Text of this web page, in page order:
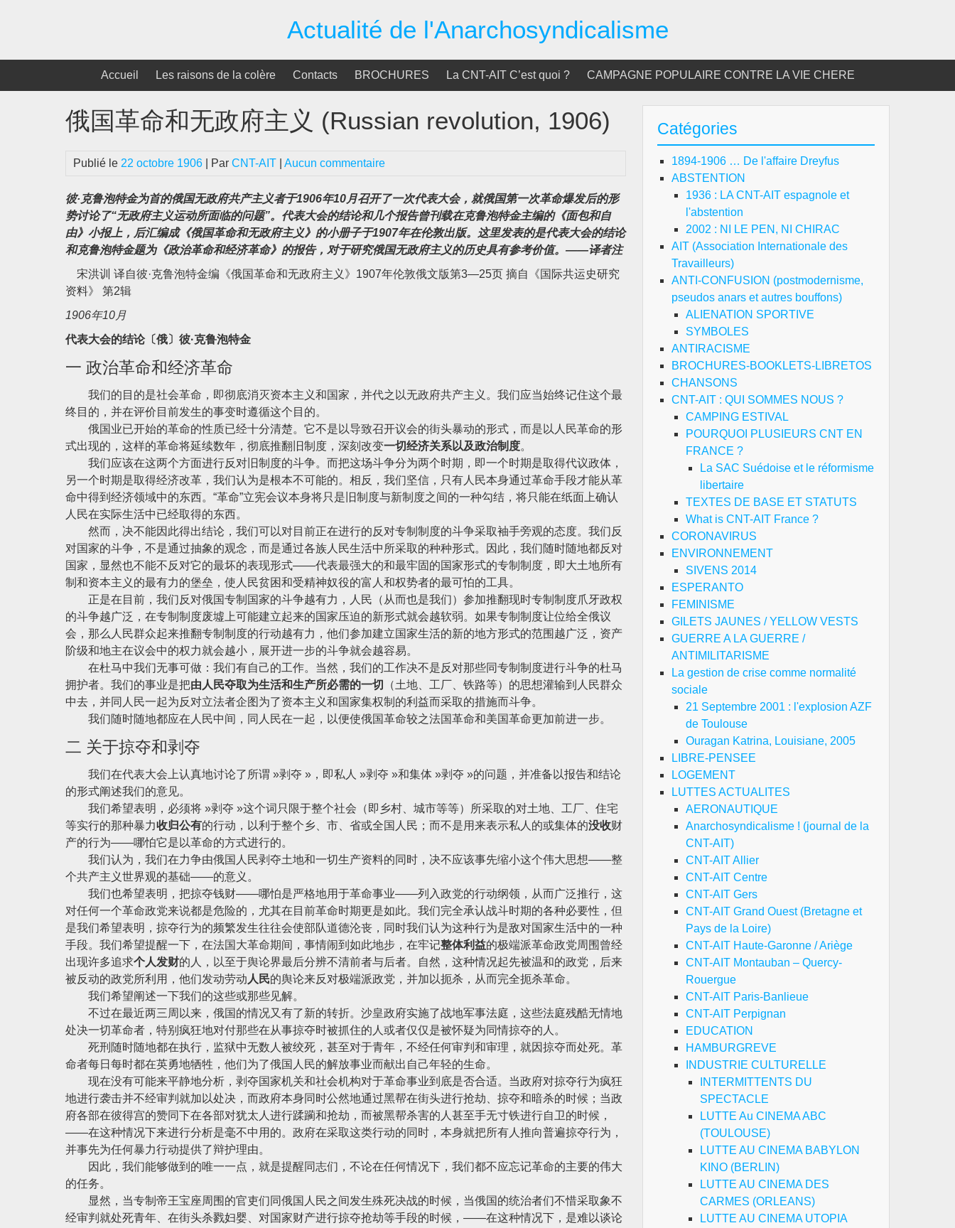
Actualité de l'Anarchosyndicalisme
Accueil Les raisons de la colère Contacts BROCHURES La CNT-AIT C’est quoi ? CAMPAGNE POPULAIRE CONTRE LA VIE CHERE
俄国革命和无政府主义 (Russian revolution, 1906)
Publié le 22 octobre 1906 | Par CNT-AIT Aucun commentaire
彼·克鲁泡特金为首的俄国无政府共产主义者于1906年10月召开了一次代表大会，就俄国第一次革命爆发后的形
势讨论了“无政府主义运动所面临的问题”。代表大会的结论和几个报告曾刊载在克鲁泡特金主编的《面包和自
由》小报上，后汇编成《俄国革命和无政府主义》的小册子于1907年在伦敦出版。这里发表的是代表大会的结论
和克鲁泡特金题为《政治革命和经济革命》的报告，对于研究俄国无政府主义的历史具有参考价值。——译者注
宋洪训 译自彼·克鲁泡特金编《俄国革命和无政府主义》1907年伦敦俄文版第3—25页 摘自《国际共运史研究
资料》 第2辑
1906年10月
代表大会的结论〔俄〕彼·克鲁泡特金
一 政治革命和经济革命
我们的目的是社会革命，即彻底消灭资本主义和国家，并代之以无政府共产主义。我们应当始终记住这个最
终目的，并在评价目前发生的事变时遵循这个目的。
俄国业已开始的革命的性质已经十分清楚。它不是以导致召开议会的街头暴动的形式，而是以人民革命的形
式出现的，这样的革命将延续数年，彻底推翻旧制度，深刻改变一切经济关系以及政治制度。
我们应该在这两个方面进行反对旧制度的斗争。而把这场斗争分为两个时期，即一个时期是取得代议政体，
另一个时期是取得经济改革，我们认为是根本不可能的。相反，我们坚信，只有人民本身通过革命手段才能从革
命中得到经济领域中的东西。“革命”立宪会议本身将只是旧制度与新制度之间的一种勾结，将只能在纸面上确认
人民在实际生活中已经取得的东西。
然而，决不能因此得出结论，我们可以对目前正在进行的反对专制制度的斗争采取袖手旁观的态度。我们反
对国家的斗争，不是通过抽象的观念，而是通过各族人民生活中所采取的种种形式。因此，我们随时随地都反对
国家，显然也不能不反对它的最坏的表现形式——代表最强大的和最牢固的国家形式的专制制度，即大土地所有
制和资本主义的最有力的堡垒，使人民贫困和受精神奴役的富人和权势者的最可怕的工具。
正是在目前，我们反对俄国专制国家的斗争越有力，人民（从而也是我们）参加推翻现时专制制度爪牙政权
的斗争越广泛，在专制制度废墟上可能建立起来的国家压迫的新形式就会越软弱。如果专制制度让位给全俄议
会，那么人民群众起来推翻专制制度的行动越有力，他们参加建立国家生活的新的地方形式的范围越广泛，资产
阶级和地主在议会中的权力就会越小，展开进一步的斗争就会越容易。
在杜马中我们无事可做：我们有自己的工作。当然，我们的工作决不是反对那些同专制制度进行斗争的杜马
拥护者。我们的事业是把由人民夺取为生活和生产所必需的一切
（土地、工厂、铁路等）的思想灌输到人民群众
中去，并同人民一起为反对立法者企图为了资本主义和国家集权制的利益而采取的措施而斗争。
我们随时随地都应在人民中间，同人民在一起，以便使俄国革命较之法国革命和美国革命更加前进一步。
二 关于掠夺和剥夺
我们在代表大会上认真地讨论了所谓 »剥夺 »，即私人 »剥夺 »和集体 »剥夺 »的问题，并准备以报告和结论
的形式阐述我们的意见。
我们希望表明，必须将 »剥夺 »这个词只限于整个社会（即乡村、城市等等）所采取的对土地、工厂、住宅
等实行的那种暴力收归公有的行动，以利于整个乡、市、省或全国人民；而不是用来表示私人的或集体的没收财
产的行为——哪怕它是以革命的方式进行的。
我们认为，我们在力争由俄国人民剥夺土地和一切生产资料的同时，决不应该事先缩小这个伟大思想——整
个共产主义世界观的基础——的意义。
我们也希望表明，把掠夺钱财——哪怕是严格地用于革命事业——列入政党的行动纲领，从而广泛推行，这
对任何一个革命政党来说都是危险的，尤其在目前革命时期更是如此。我们完全承认战斗时期的各种必要性，但
是我们希望表明，掠夺行为的频繁发生往往会使部队道德沦丧，同时我们认为这种行为是敌对国家生活中的一种
手段。我们希望提醒一下，在法国大革命期间，事情闹到如此地步，在牢记整体利益的极端派革命政党周围曾经
出现许多追求个人发财的人，以至于舆论界最后分辨不清前者与后者。自然，这种情况起先被温和的政党，后来
被反动的政党所利用，他们发动劳动 人民的舆论来反对极端派政党，并加以扼杀，从而完全扼杀革命。
我们希望阐述一下我们的这些或那些见解。
不过在最近两三周以来，俄国的情况又有了新的转折。沙皇政府实施了战地军事法庭，这些法庭残酷无情地
处决一切革命者，特别疯狂地对付那些在从事掠夺时被抓住的人或者仅仅是被怀疑为同情掠夺的人。
死刑随时随地都在执行，监狱中无数人被绞死，甚至对于青年，不经任何审判和审理，就因掠夺而处死。革
命者每日每时都在英勇地牺牲，他们为了俄国人民的解放事业而献出自己年轻的生命。
现在没有可能来平静地分析，剥夺国家机关和社会机构对于革命事业到底是否合适。当政府对掠夺行为疯狂
地进行袭击并不经审判就加以处决，而政府本身同时公然地通过黑帮在街头进行抢劫、掠夺和暗杀的时候；当政
府各部在彼得宫的赞同下在各部对犹太人进行蹂躏和抢劫，而被黑帮杀害的人甚至手无寸铁进行自卫的时候，
——在这种情况下来进行分析是毫不中用的。政府在采取这类行动的同时，本身就把所有人推向普遍掠夺行为，
并事先为任何暴力行动提供了辩护理由。
因此，我们能够做到的唯一一点，就是提醒同志们，不论在任何情况下，我们都不应忘记革命的主要的伟大
的任务。
显然，当专制帝王宝座周围的官吏们同俄国人民之间发生殊死决战的时候，当俄国的统治者们不惜采取象不
经审判就处死青年、在街头杀戮妇婴、对国家财产进行掠夺抢劫等手段的时候，——在这种情况下，是难以谈论
Catégories
1894-1906 … De l'affaire Dreyfus
ABSTENTION
1936 : LA CNT-AIT espagnole et
l'abstention
2002 : NI LE PEN, NI CHIRAC
AIT (Association Internationale des
Travailleurs)
ANTI-CONFUSION (postmodernisme,
pseudos anars et autres bouffons)
ALIENATION SPORTIVE
SYMBOLES
ANTIRACISME
BROCHURES-BOOKLETS-LIBRETOS
CHANSONS
CNT-AIT : QUI SOMMES NOUS ?
CAMPING ESTIVAL
POURQUOI PLUSIEURS CNT EN
FRANCE ?
La SAC Suédoise et le réformisme
libertaire
TEXTES DE BASE ET STATUTS
What is CNT-AIT France ?
CORONAVIRUS
ENVIRONNEMENT
SIVENS 2014
ESPERANTO
FEMINISME
GILETS JAUNES / YELLOW VESTS
GUERRE A LA GUERRE /
ANTIMILITARISME
La gestion de crise comme normalité
sociale
21 Septembre 2001 : l'explosion AZF
de Toulouse
Ouragan Katrina, Louisiane, 2005
LIBRE-PENSEE
LOGEMENT
LUTTES ACTUALITES
AERONAUTIQUE
Anarchosyndicalisme ! (journal de la
CNT-AIT)
CNT-AIT Allier
CNT-AIT Centre
CNT-AIT Gers
CNT-AIT Grand Ouest (Bretagne et
Pays de la Loire)
CNT-AIT Haute-Garonne / Ariège
CNT-AIT Montauban – Quercy-
Rouergue
CNT-AIT Paris-Banlieue
CNT-AIT Perpignan
EDUCATION
HAMBURGREVE
INDUSTRIE CULTURELLE
INTERMITTENTS DU
SPECTACLE
LUTTE Au CINEMA ABC
(TOULOUSE)
LUTTE AU CINEMA BABYLON
KINO (BERLIN)
LUTTE AU CINEMA DES
CARMES (ORLEANS)
LUTTE AU CINEMA UTOPIA